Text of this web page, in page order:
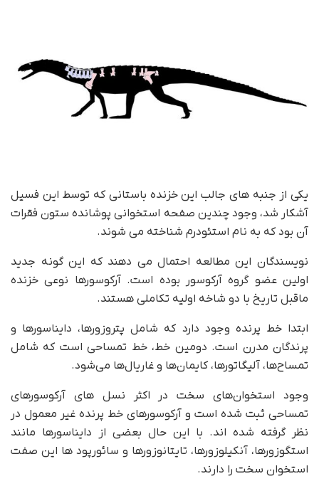
یکی از جنبه های جالب این خزنده باستانی که توسط این فسیل
آشکار شد، وجود چندین صفحه استخوانی پوشانده ستون فقرات
آن بود که به نام استئودرم شناخته می شوند.
نویسندگان این مطالعه احتمال می دهند که این گونه جدید
اولین عضو گروه آرکوسور بوده است. آرکوسورها نوعی خزنده
ماقبل تاریخ با دو شاخه اولیه تکاملی هستند.
ابتدا خط پرنده وجود دارد که شامل پتروزورها، دایناسورها و
پرندگان مدرن است. دومین خط، خط تمساحی است که شامل
تمساح‌ها، آلیگاتورها، کایمان‌ها و غاریال‌ها می‌شود.
وجود استخوان‌های سخت در اکثر نسل های آرکوسورهای
تمساحی ثبت شده است و آرکوسورهای خط پرنده غیر معمول در
نظر گرفته شده اند. با این حال بعضی از دایناسورها مانند
استگوزورها، آنکیلوزورها، تایتانوزورها و سائورپود ها این صفت
استخوان سخت را دارند.